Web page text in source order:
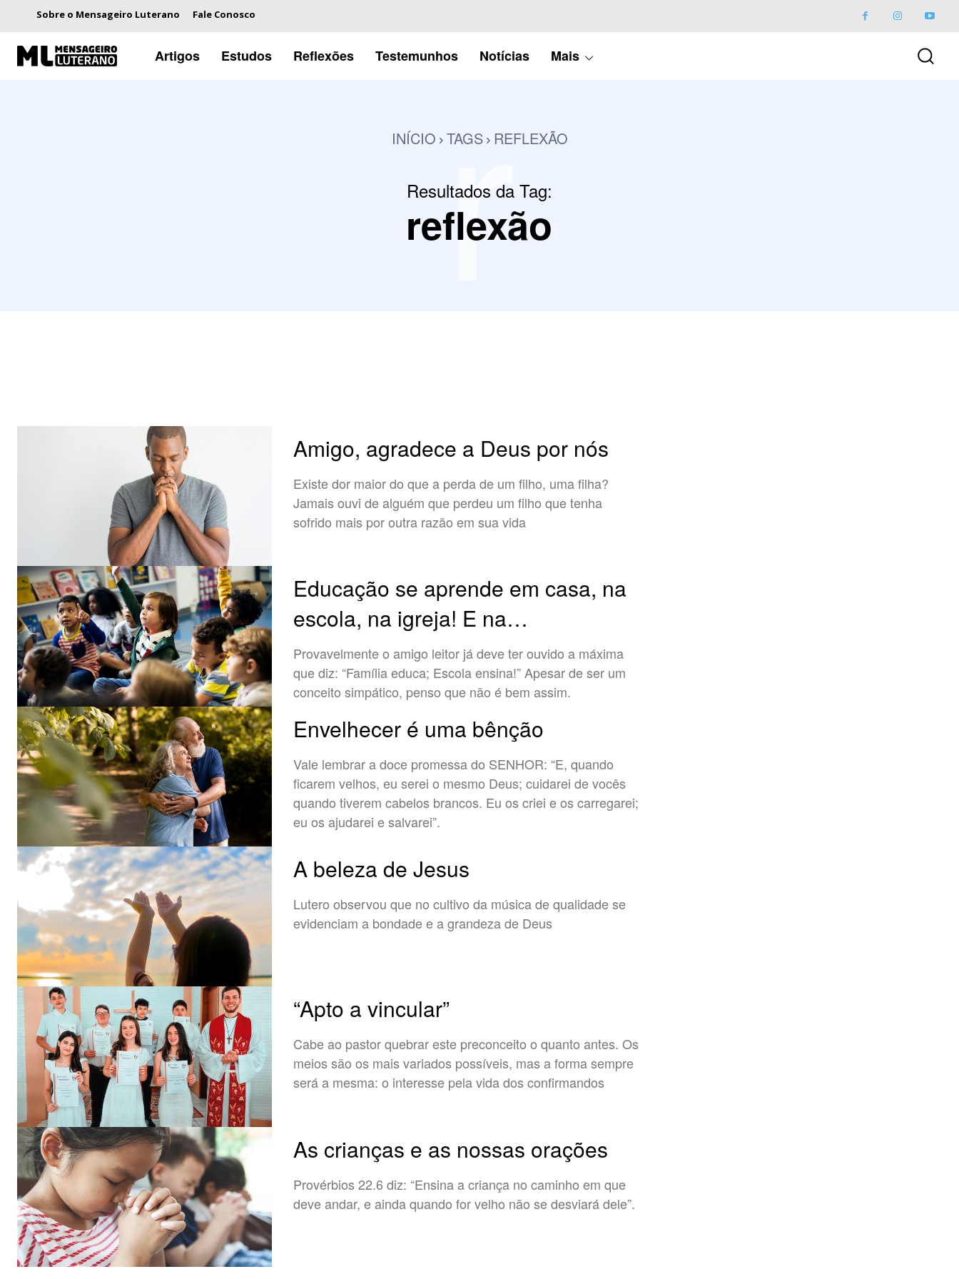
Sobre o Mensageiro Luterano Fale Conosco
Artigos Estudos Reflexões Testemunhos Notícias Mais
INÍCIO TAGS REFLEXÃO
Resultados da Tag:
reflexão
r
Amigo, agradece a Deus por nós
Existe dor maior do que a perda de um filho, uma filha?
Jamais ouvi de alguém que perdeu um filho que tenha
sofrido mais por outra razão em sua vida
Educação se aprende em casa, na
escola, na igreja! E na…
Provavelmente o amigo leitor já deve ter ouvido a máxima
que diz: “Família educa; Escola ensina!” Apesar de ser um
conceito simpático, penso que não é bem assim.
Envelhecer é uma bênção
Vale lembrar a doce promessa do SENHOR: “E, quando
ficarem velhos, eu serei o mesmo Deus; cuidarei de vocês
quando tiverem cabelos brancos. Eu os criei e os carregarei;
eu os ajudarei e salvarei”.
A beleza de Jesus
Lutero observou que no cultivo da música de qualidade se
evidenciam a bondade e a grandeza de Deus
“Apto a vincular”
Cabe ao pastor quebrar este preconceito o quanto antes. Os
meios são os mais variados possíveis, mas a forma sempre
será a mesma: o interesse pela vida dos confirmandos
As crianças e as nossas orações
Provérbios 22.6 diz: “Ensina a criança no caminho em que
deve andar, e ainda quando for velho não se desviará dele”.